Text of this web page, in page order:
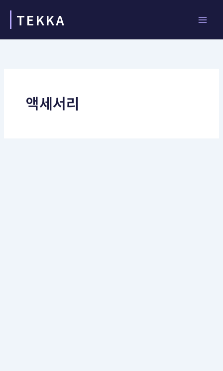
로
TEKKA
액세서리